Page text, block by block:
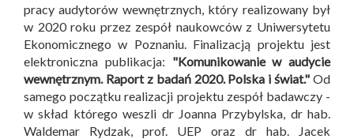
pracy audytorów wewnętrznych, który realizowany był
w 2020 roku przez zespół naukowców z Uniwersytetu
Ekonomicznego w Poznaniu. Finalizacją projektu jest
elektroniczna publikacja: "Komunikowanie w audycie
wewnętrznym. Raport z badań 2020. Polska i świat." Od
samego początku realizacji projektu zespół badawczy -
w skład którego weszli dr Joanna Przybylska, dr hab.
Waldemar Rydzak, prof. UEP oraz dr hab. Jacek